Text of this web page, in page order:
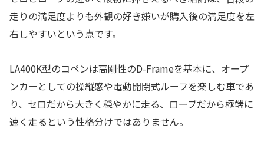
走りの満足度よりも外観の好き嫌いが購入後の満足度を左
右しやすいという点です。
LA400K型のコペンは高剛性のD-Frameを基本に、オープ
ンカーとしての操縦感や電動開閉式ルーフを楽しむ車であ
り、セロだから大きく穏やかに走る、ローブだから極端に
速く走るという性格分けではありません。